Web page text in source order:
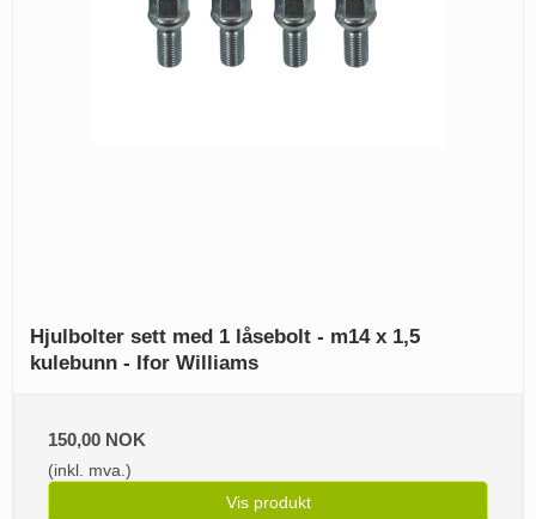
Hjulbolter sett med 1 låsebolt - m14 x 1,5
kulebunn - Ifor Williams
150,00 NOK
(inkl. mva.)
Vis produkt